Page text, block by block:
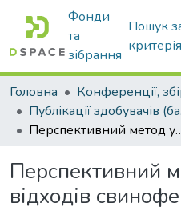
Фонди
та
зібрання
Пошук
Головна
Перспективний метод
Перспективний
відходів